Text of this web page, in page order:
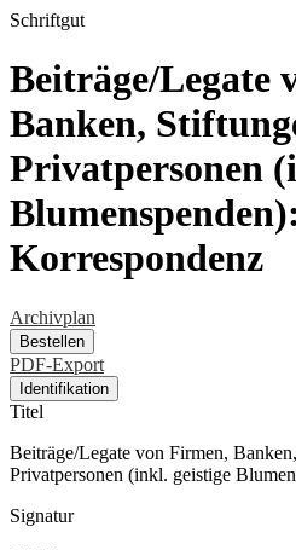
Schriftgut
Beiträge/Legate
Banken,
Privatpersonen
Blumenspenden):
Korrespondenz
Archivplan
Bestellen
PDF-Export
Identifikation
Titel
Beiträge/Legate von Firmen,
Privatpersonen (inkl. geistige
Signatur